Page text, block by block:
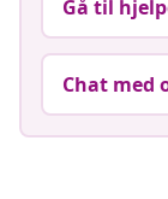
Gå til
Chat med